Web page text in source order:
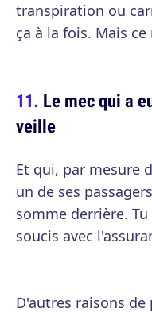
transpiration ou
ça à la fois. Mais
Le mec qui a
veille
Et qui, par mesure
un de ses
somme derrière.
soucis avec
D'autres raisons